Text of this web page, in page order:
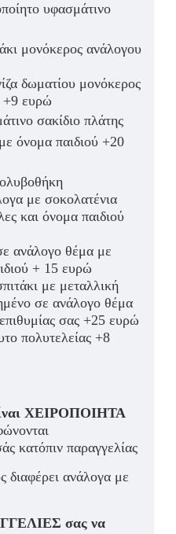
υφασμάτινο
μονόκερος ανάλογου
δωματίου μονόκερος
+9 ευρώ
σακίδιο πλάτης
όνομα παιδιού +20
με σοκολατένια
και όνομα παιδιού
ανάλογο θέμα με
+ 15 ευρώ
ιτάκι με μεταλλική
σε ανάλογο θέμα
σας +25 ευρώ
πολυτελείας +8
ΧΕΙΡΟΠΟΙΗΤΑ
παραγγελίας
διαφέρει ανάλογα με
σας να